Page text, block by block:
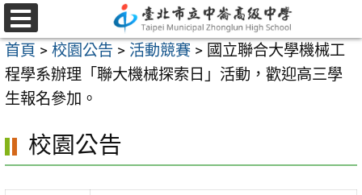
跳
至
主
要
內
區
選
單
首頁 > 校園公告 > 活動競賽 > 國立聯合大學機械工
程學系辦理「聯大機械探索日」活動，歡迎高三學
生報名參加。
校園公告